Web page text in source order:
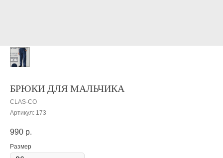
БРЮКИ ДЛЯ МАЛЬЧИКА
CLAS-CO
Артикул: 173
990 р.
Размер